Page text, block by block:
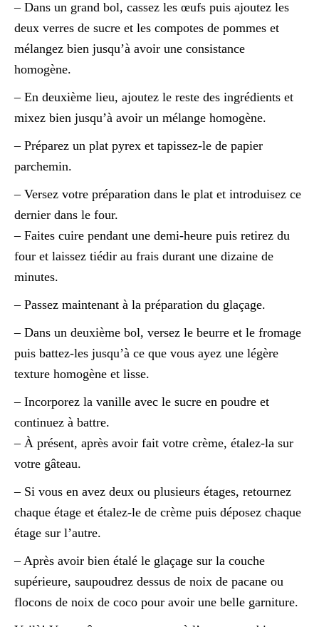
– Dans un grand bol, cassez les œufs puis ajoutez les
deux verres de sucre et les compotes de pommes et
mélangez bien jusqu’à avoir une consistance
homogène.
– En deuxième lieu, ajoutez le reste des ingrédients et
mixez bien jusqu’à avoir un mélange homogène.
– Préparez un plat pyrex et tapissez-le de papier
parchemin.
– Versez votre préparation dans le plat et introduisez ce
dernier dans le four.
– Faites cuire pendant une demi-heure puis retirez du
four et laissez tiédir au frais durant une dizaine de
minutes.
– Passez maintenant à la préparation du glaçage.
– Dans un deuxième bol, versez le beurre et le fromage
puis battez-les jusqu’à ce que vous ayez une légère
texture homogène et lisse.
– Incorporez la vanille avec le sucre en poudre et
continuez à battre.
– À présent, après avoir fait votre crème, étalez-la sur
votre gâteau.
– Si vous en avez deux ou plusieurs étages, retournez
chaque étage et étalez-le de crème puis déposez chaque
étage sur l’autre.
– Après avoir bien étalé le glaçage sur la couche
supérieure, saupoudrez dessus de noix de pacane ou
flocons de noix de coco pour avoir une belle garniture.